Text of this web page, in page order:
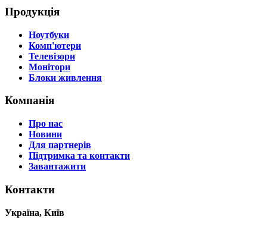
Продукція
Ноутбуки
Комп'ютери
Телевізори
Монітори
Блоки живлення
Компанія
Про нас
Новини
Для партнерів
Підтримка та контакти
Завантажити
Контакти
Україна, Київ